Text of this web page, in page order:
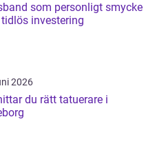
som personligt smycke
investering
2026
du rätt tatuerare i